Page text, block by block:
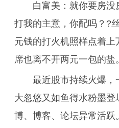
白富美：就你要房
打我的主意，你配吗？?
元钱的打火机照样点着
席也离不开两元一包的盐。
最近股市持续火爆
大忽悠又如鱼得水粉墨
博、博客、论坛异常活跃